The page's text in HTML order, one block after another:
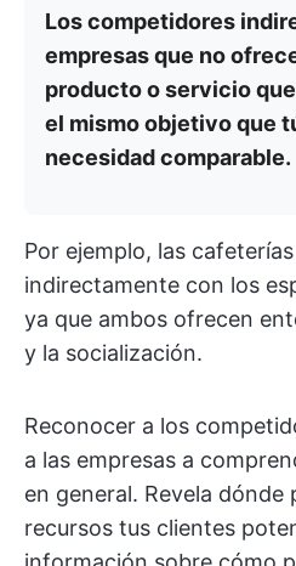
Los competidores
empresas que no
producto o servicio
el mismo objetivo que
necesidad comparable.
Por ejemplo, las
indirectamente con los
ya que ambos ofrecen
y la socialización.
Reconocer a los
a las empresas a
en general. Revela dónde
recursos tus clientes